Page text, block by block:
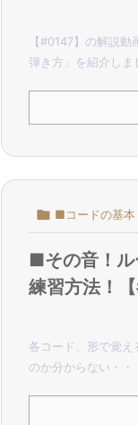
【#0147】の解説
弾き方」を紹介しま
 ■コードの基本
■その音！ル
練習方法！
各コード、形で覚
のか分からない・・